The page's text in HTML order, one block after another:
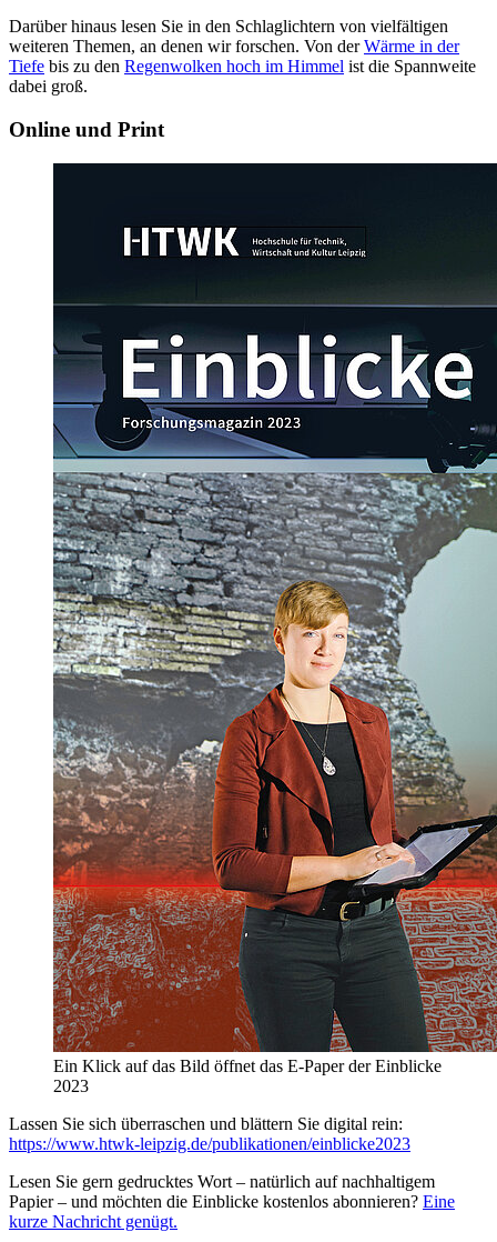
Darüber hinaus lesen Sie in den Schlaglichtern von vielfältigen
weiteren Themen, an denen wir forschen. Von derWärme in der
Tiefe bis zu den Regenwolken hoch im Himmel ist die Spannweite
dabei groß.
Online und Print
Ein Klick auf das Bild öffnet das E-Paper der Einblicke
2023
Lassen Sie sich überraschen und blättern Sie digital rein:
https://www.htwk-leipzig.de/publikationen/einblicke2023
Lesen Sie gern gedrucktes Wort – natürlich auf nachhaltigem
Papier – und möchten die Einblicke kostenlos abonnieren? Eine
kurze Nachricht genügt.